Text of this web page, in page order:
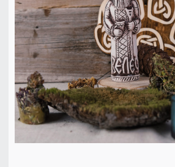
Пыльный сундучок
большое обновление
Товары со скидкой
Новинки
Товары недели